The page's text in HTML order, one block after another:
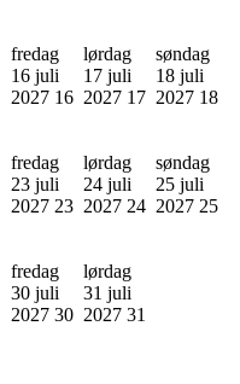
fredag
16 juli
2027 16
lørdag
17 juli
2027 17
søndag
18 juli
2027 18
fredag
23 juli
2027 23
lørdag
24 juli
2027 24
søndag
25 juli
2027 25
fredag
30 juli
2027 30
lørdag
31 juli
2027 31